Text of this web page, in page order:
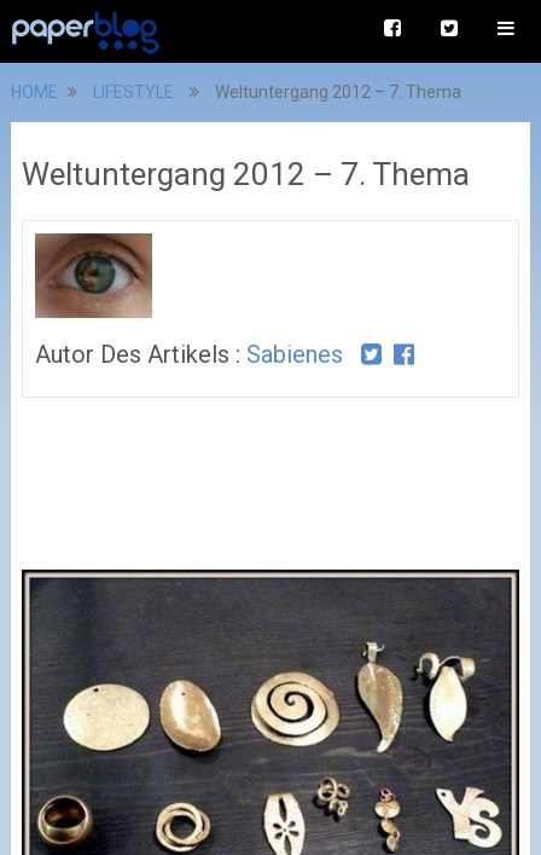
HOME LIFESTYLE Weltuntergang 2012 – 7. Thema
Weltuntergang 2012 – 7. Thema
Autor Des Artikels : Sabienes